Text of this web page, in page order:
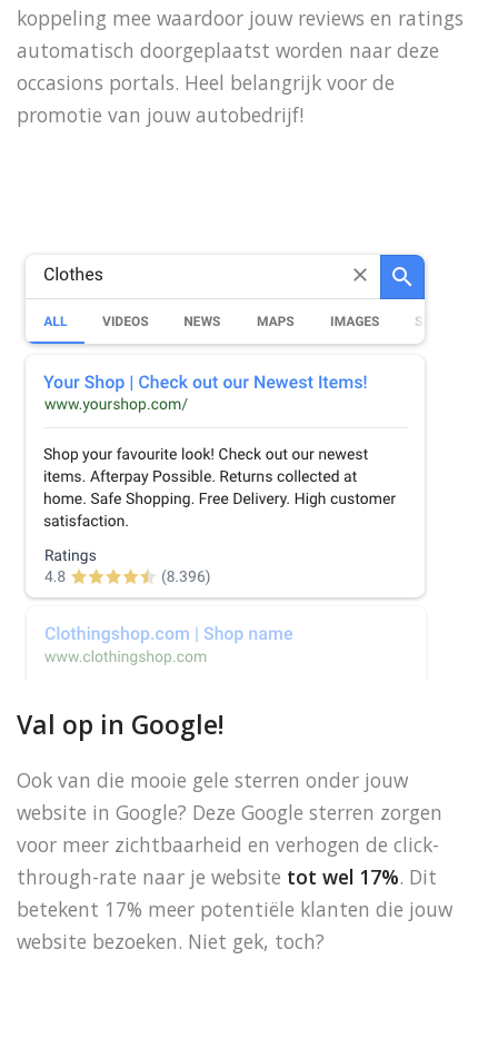
koppeling mee waardoor jouw reviews en ratings
automatisch doorgeplaatst worden naar deze
occasions portals. Heel belangrijk voor de
promotie van jouw autobedrijf!
Val op in Google!
Ook van die mooie gele sterren onder jouw
website in Google? Deze Google sterren zorgen
voor meer zichtbaarheid en verhogen de click-
through-rate naar je website tot wel 17%. Dit
betekent 17% meer potentiële klanten die jouw
website bezoeken. Niet gek, toch?